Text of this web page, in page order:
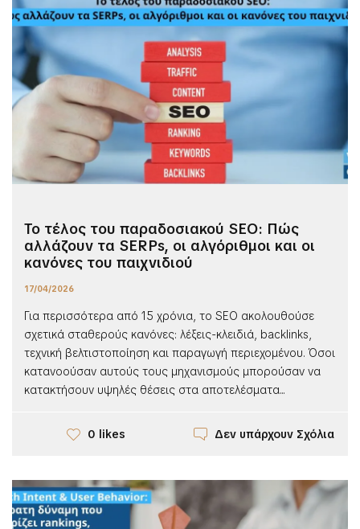
Το τέλος του παραδοσιακού SEO: Πώς
αλλάζουν τα SERPs, οι αλγόριθμοι και οι
κανόνες του παιχνιδιού
17/04/2026
Για περισσότερα από 15 χρόνια, το SEO ακολουθούσε
σχετικά σταθερούς κανόνες: λέξεις-κλειδιά, backlinks,
τεχνική βελτιστοποίηση και παραγωγή περιεχομένου. Όσοι
κατανοούσαν αυτούς τους μηχανισμούς μπορούσαν να
κατακτήσουν υψηλές θέσεις στα αποτελέσματα...
0 likes Δεν υπάρχουν Σχόλια